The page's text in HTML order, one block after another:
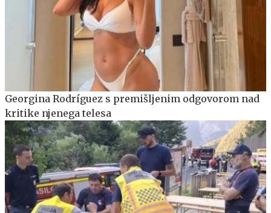
Georgina Rodríguez s premišljenim odgovorom nad
kritike njenega telesa